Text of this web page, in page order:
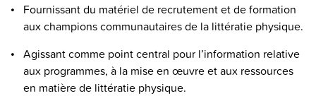
Fournissant du matériel de recrutement et de formation
aux champions communautaires de la littératie physique.
Agissant comme point central pour l’information relative
aux programmes, à la mise en œuvre et aux ressources
en matière de littératie physique.